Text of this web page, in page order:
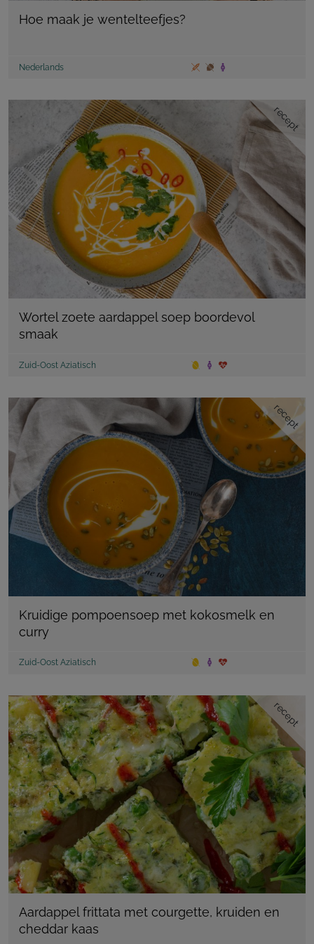
Hoe maak je wentelteefjes?
Nederlands
recept
Wortel zoete aardappel soep boordevol
smaak
Zuid-Oost Aziatisch
recept
Kruidige pompoensoep met kokosmelk en
curry
Zuid-Oost Aziatisch
recept
Aardappel frittata met courgette, kruiden en
cheddar kaas